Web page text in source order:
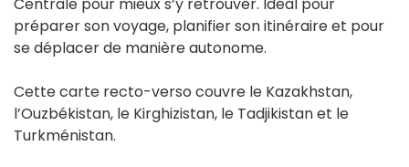
préparer son voyage, planifier son itinéraire et pour
se déplacer de manière autonome.
Cette carte recto-verso couvre le Kazakhstan,
l’Ouzbékistan, le Kirghizistan, le Tadjikistan et le
Turkménistan.